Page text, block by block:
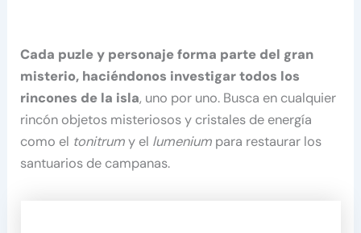
Cada puzle y personaje forma parte del gran
misterio, haciéndonos investigar todos los
rincones de la isla, uno por uno. Busca en cualquier
rincón objetos misteriosos y cristales de energía
como el tonitrumy el lumenium para restaurar los
santuarios de campanas.